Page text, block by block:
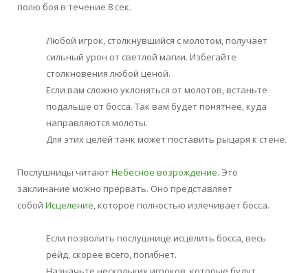
полю боя в течение 8 сек.
Любой игрок, столкнувшийся с молотом, получает
сильный урон от светлой магии. Избегайте
столкновения любой ценой.
Если вам сложно уклоняться от молотов, встаньте
подальше от босса. Так вам будет понятнее, куда
направляются молоты.
Для этих целей танк может поставить рыцаря к стене.
Послушницы читаютНебесное возрождение. Это
заклинание можно прервать. Оно представляет
собой Исцеление, которое полностью излечивает босса.
Если позволить послушнице исцелить босса, весь
рейд, скорее всего, погибнет.